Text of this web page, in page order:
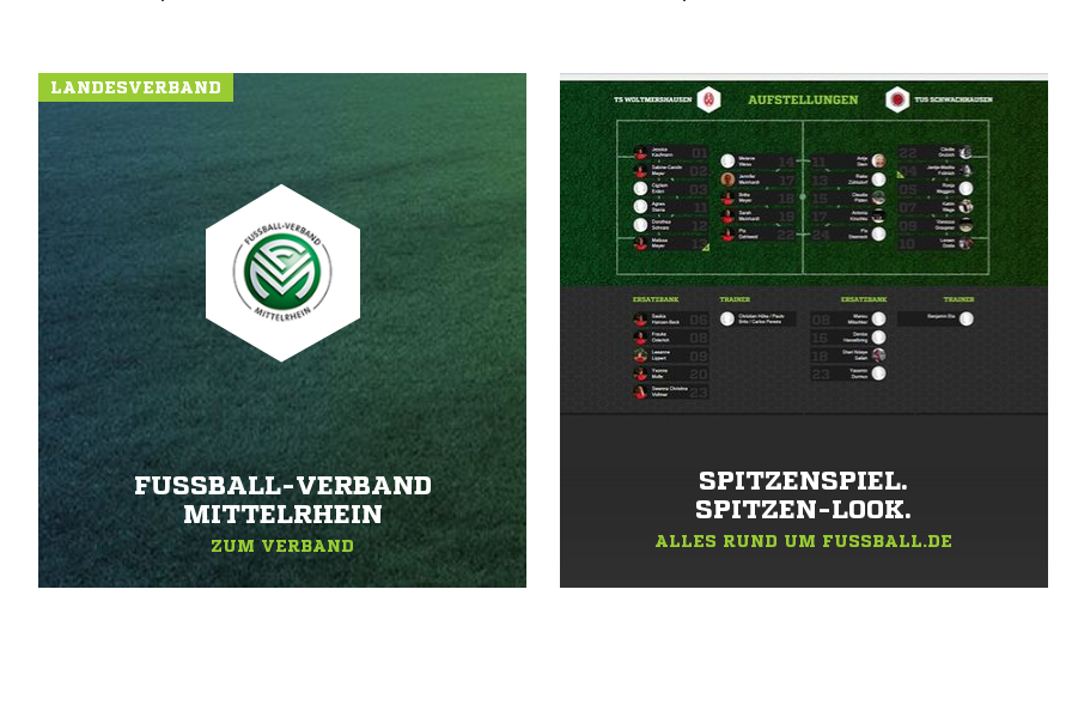
LANDESVERBAND
FUSSBALL-VERBAND M
ITTELRHEIN
ZUM VERBAND
SPITZENSPIEL.
SPITZEN-LOOK.
ALLES RUND UM FUSSBALL.DE